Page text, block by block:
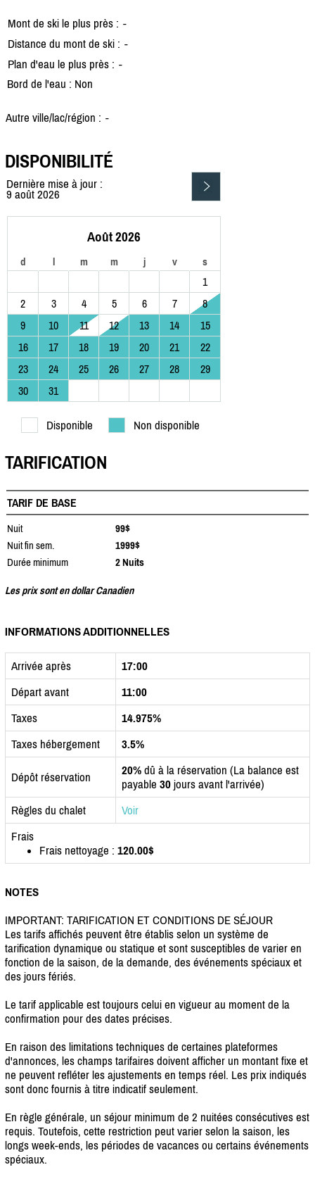
Mont de ski le plus près : -
Distance du mont de ski : -
Plan d'eau le plus près : -
Bord de l'eau : Non
Autre ville/lac/région : -
DISPONIBILITÉ
Dernière mise à jour :
9 août 2026
Août 2026
d l m m j v s
1
2
3 4 5 6 7
8
9
10 11 12 13 14
15
16
17 18 19 20 21
22
23
24 25 26 27 28
29
30
31
Disponible Non disponible
TARIFICATION
TARIF DE BASE
Nuit
99$
Nuit fin sem.
1999$
Durée minimum
2 Nuits
Les prix sont en dollar Canadien
INFORMATIONS ADDITIONNELLES
Arrivée après
17:00
Départ avant
11:00
Taxes
14.975%
Taxes hébergement
3.5%
Dépôt réservation 20% dû à la réservation (La balance est
payable 30 jours avant l'arrivée)
Règles du chalet
Voir
Frais
Frais nettoyage : 120.00$
NOTES
IMPORTANT: TARIFICATION ET CONDITIONS DE SÉJOUR
Les tarifs affichés peuvent être établis selon un système de
tarification dynamique ou statique et sont susceptibles de varier en
fonction de la saison, de la demande, des événements spéciaux et
des jours fériés.
Le tarif applicable est toujours celui en vigueur au moment de la
confirmation pour des dates précises.
En raison des limitations techniques de certaines plateformes
d'annonces, les champs tarifaires doivent afficher un montant fixe et
ne peuvent refléter les ajustements en temps réel. Les prix indiqués
sont donc fournis à titre indicatif seulement.
En règle générale, un séjour minimum de 2 nuitées consécutives est
requis. Toutefois, cette restriction peut varier selon la saison, les
longs week-ends, les périodes de vacances ou certains événements
spéciaux.